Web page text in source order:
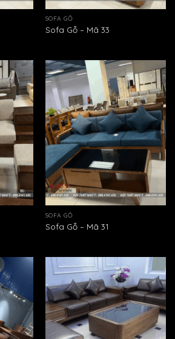
SOFA GỖ
Sofa Gỗ – Mã 33
SOFA GỖ
Sofa Gỗ – Mã 31